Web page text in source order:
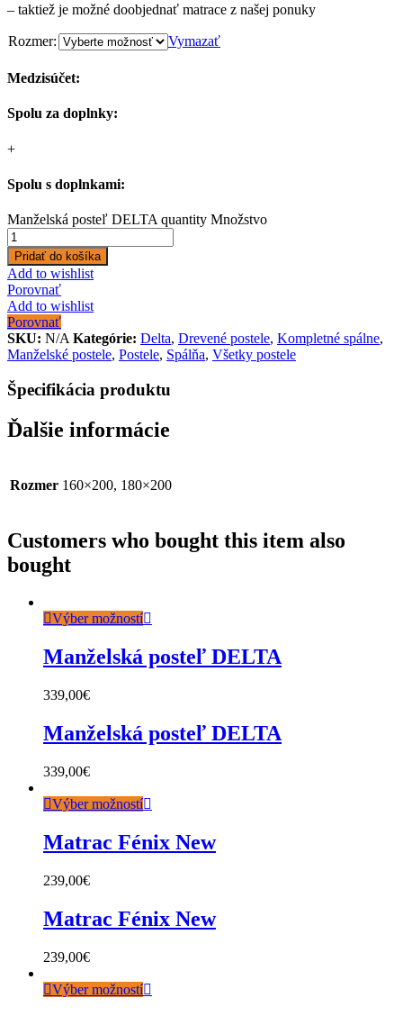
– taktiež je možné doobjednať matrace z našej ponuky
Rozmer: Vymazať
Medzisúčet:
Spolu za doplnky:
+
Spolu s doplnkami:
Manželská posteľ DELTA quantity Množstvo
Pridať do košíka
Add to wishlist
Porovnať
Add to wishlist
Porovnať
SKU: N/A Kategórie: Delta, Drevené postele, Kompletné spálne,
Manželské postele, Postele, Spálňa, Všetky postele
Špecifikácia produktu
Ďalšie informácie
Rozmer 160×200, 180×200
Customers who bought this item also
bought
Výber možností
Manželská posteľ DELTA
339,00€
Manželská posteľ DELTA
339,00€
Výber možností
Matrac Fénix New
239,00€
Matrac Fénix New
239,00€
Výber možností